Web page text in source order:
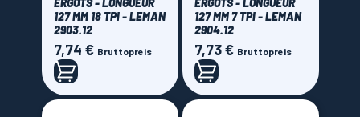
ERGOTS - LONGUEUR
127 MM 18 TPI - LEMAN
2903.12
Preis
7,74 € Bruttopreis
ERGOTS - LONGUEUR
127 MM 7 TPI - LEMAN
2904.12
Preis
7,73 € Bruttopreis